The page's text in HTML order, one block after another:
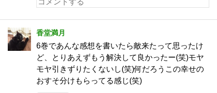
香堂満月
6巻であんな感想を書いたら敵来たって思ったけ
ど、とりあえずもう解決して良かったー(笑)モヤ
モヤ引きずりたくないし(笑)何だろうこの幸せの
おすそ分けもらってる感じ(笑)